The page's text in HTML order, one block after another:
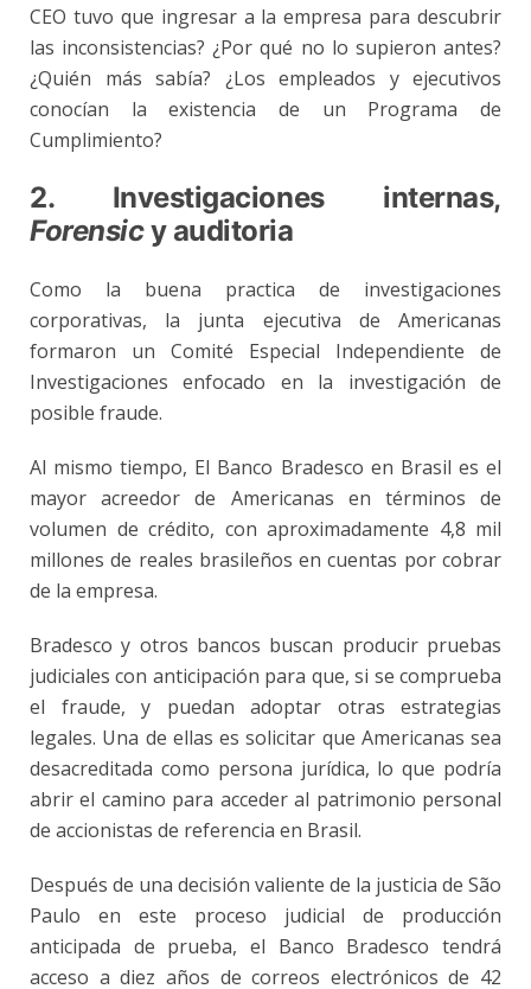
CEO tuvo que ingresar a la empresa para descubrir
las inconsistencias? ¿Por qué no lo supieron antes?
¿Quién más sabía? ¿Los empleados y ejecutivos
conocían la existencia de un Programa de
Cumplimiento?
2. Investigaciones internas,
Forensicy auditoria
Como la buena practica de investigaciones
corporativas, la junta ejecutiva de Americanas
formaron un Comité Especial Independiente de
Investigaciones enfocado en la investigación de
posible fraude.
Al mismo tiempo, El Banco Bradesco en Brasil es el
mayor acreedor de Americanas en términos de
volumen de crédito, con aproximadamente 4,8 mil
millones de reales brasileños en cuentas por cobrar
de la empresa.
Bradesco y otros bancos buscan producir pruebas
judiciales con anticipación para que, si se comprueba
el fraude, y puedan adoptar otras estrategias
legales. Una de ellas es solicitar que Americanas sea
desacreditada como persona jurídica, lo que podría
abrir el camino para acceder al patrimonio personal
de accionistas de referencia en Brasil.
Después de una decisión valiente de la justicia de São
Paulo en este proceso judicial de producción
anticipada de prueba, el Banco Bradesco tendrá
acceso a diez años de correos electrónicos de 42